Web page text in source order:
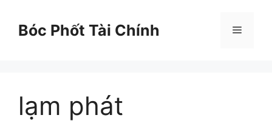
contentBóc Phốt Tài Chính Menu
lạm phát